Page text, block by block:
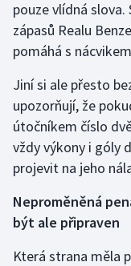
pouze vlídná
zápasů Realu
pomáhá s
Jiní si ale přesto
upozorňují, že
útočníkem číslo
vždy výkony i góly
projevit na jeho
Neproměněná
být ale připraven
Která strana měla